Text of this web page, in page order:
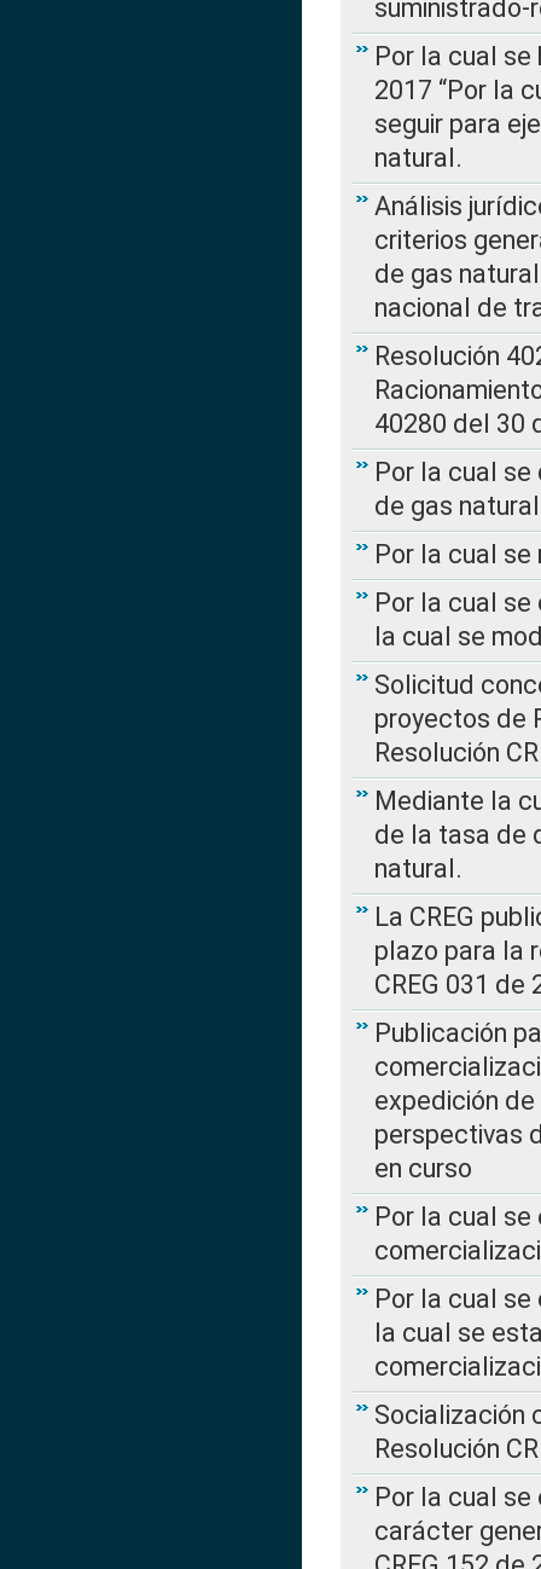
Por la cual se
2017 “Por la
seguir para
natural.
Análisis
criterios
de gas
nacional de
Resolución
40280 del 30
Por la cual
de gas natural
Por la cual se
Por la cual se
la cual se
Solicitud
proyectos de
Resolución
Mediante la
de la tasa de
natural.
La CREG
plazo para la
CREG 031 de
Publicación
expedición de
perspectivas
en curso
Por la cual
Por la cual se
la cual se
Socialización
Resolución
Por la cual
carácter